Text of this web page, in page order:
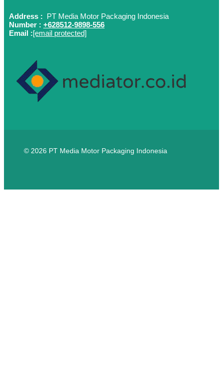
Address : PT Media Motor Packaging Indonesia
Number : +628512-9898-556
Email :[email protected]
© 2026 PT Media Motor Packaging Indonesia